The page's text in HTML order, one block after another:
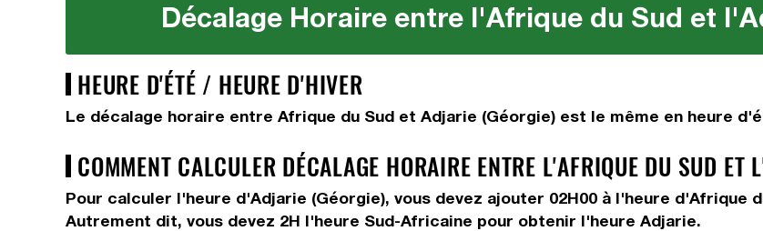
Décalage Horaire entre l'Afrique du Sud et
HEURE D'ÉTÉ / HEURE D'HIVER
Le décalage horaire entre Afrique du Sud et Adjarie (Géorgie) est le même en heure
COMMENT CALCULER DÉCALAGE HORAIRE ENTRE L'AFRIQUE DU SUD ET
Pour calculer l'heure d'Adjarie (Géorgie), vous devez ajouter 02H00 à l'heure d'Afrique
Autrement dit, vous devez 2H l'heure Sud-Africaine pour obtenir l'heure Adjarie.